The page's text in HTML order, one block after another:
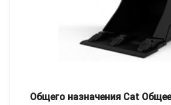
Общего назначения Cat